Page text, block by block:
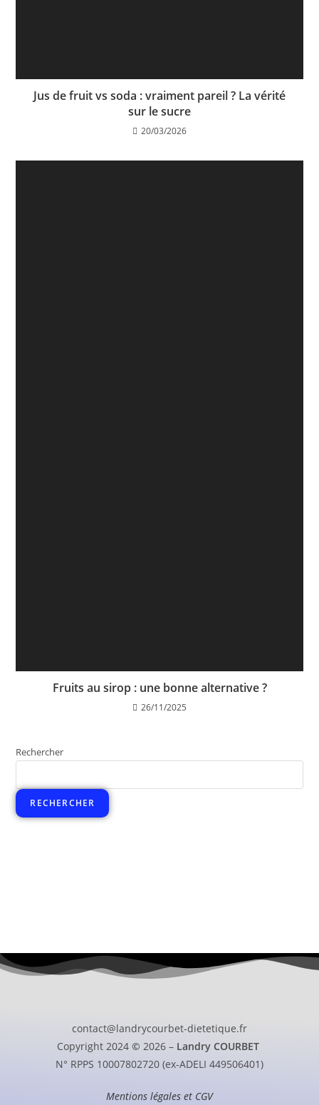
Jus de fruit vs soda : vraiment pareil ? La vérité
sur le sucre
20/03/2026
Fruits au sirop : une bonne alternative ?
26/11/2025
Rechercher
RECHERCHER
contact@landrycourbet-dietetique.fr
Copyright 2024 © 2026 – Landry COURBET
N° RPPS 10007802720 (ex-ADELI 449506401)
Mentions légales et CGV